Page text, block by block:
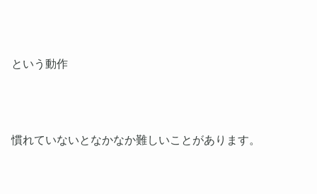
という動作
慣れていないとなかなか難しいことがあります。